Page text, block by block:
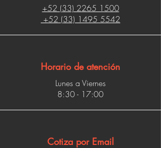
+52 (33) 2265 1500
+52 (33) 1495 5542
Horario de atención
Lunes a Viernes
8:30 - 17:00
Cotiza por Email